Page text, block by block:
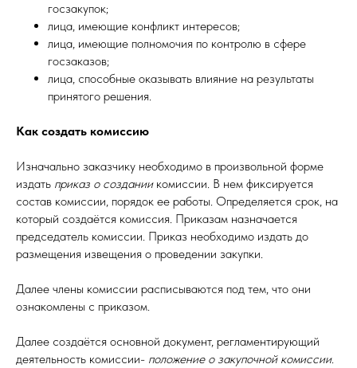
госзакупок;
лица, имеющие конфликт интересов;
лица, имеющие полномочия по контролю в сфере
госзаказов;
лица, способные оказывать влияние на результаты
принятого решения.
Как создать комиссию
Изначально заказчику необходимо в произвольной форме
издать приказ о созданиикомиссии. В нем фиксируется
состав комиссии, порядок ее работы. Определяется срок, на
который создаётся комиссия. Приказам назначается
председатель комиссии. Приказ необходимо издать до
размещения извещения о проведении закупки.
Далее члены комиссии расписываются под тем, что они
ознакомлены с приказом.
Далее создаётся основной документ, регламентирующий
деятельность комиссии- положение о закупочной комиссии.